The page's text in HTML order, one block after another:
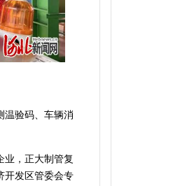
温验码、车辆消
业，正大制管复
开发区管委会专